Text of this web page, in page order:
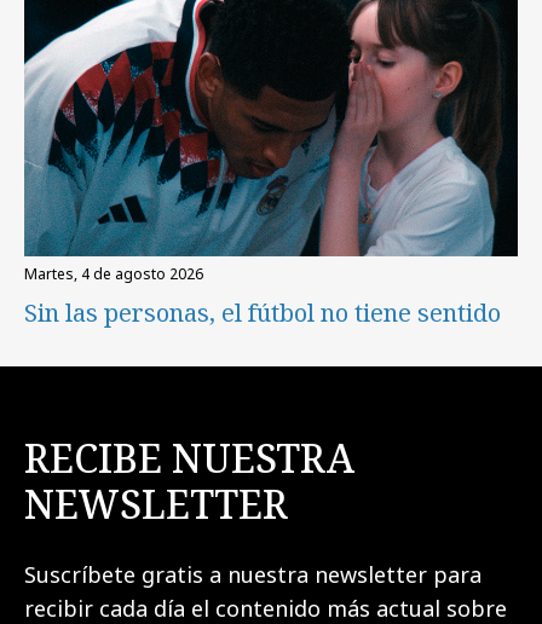
martes, 4 de agosto 2026
Sin las personas, el fútbol no tiene sentido
RECIBE NUESTRA
NEWSLETTER
Suscríbete gratis a nuestra newsletter para
recibir cada día el contenido más actual sobre